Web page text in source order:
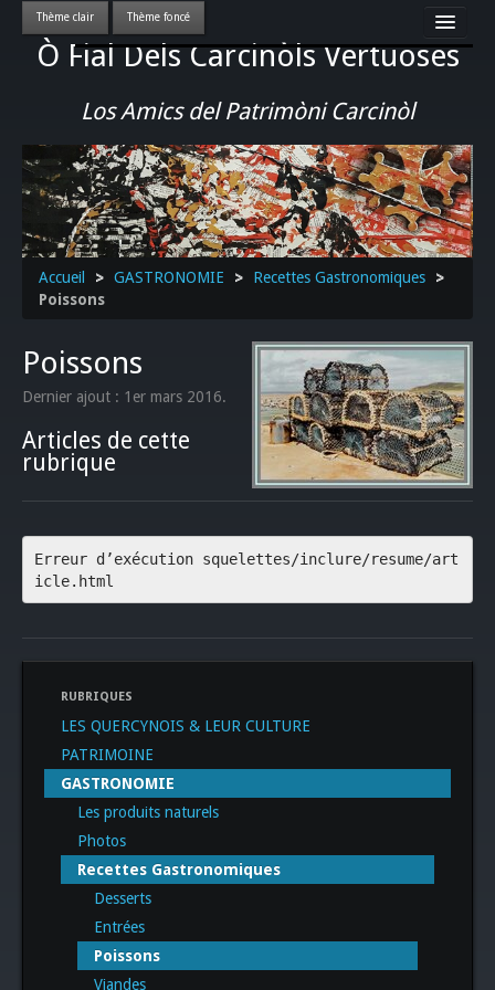
Ò Fial Dels Carcinòls Vertuoses
Los Amics del Patrimòni Carcinòl
Accueil
LES QUERCYNOIS & LEUR CULTURE
PATRIMOINE
GASTRONOMIE
ACTUALITE-CULTURE-EVENEMENTS LOCAUX
>>
Accueil > GASTRONOMIE > Recettes Gastronomiques
>
Poissons
Poissons
Dernier ajout : 1er mars 2016.
Articles de cette
rubrique
Erreur d’exécution squelettes/inclure/resume/art
icle.html
RUBRIQUES
LES QUERCYNOIS & LEUR CULTURE
PATRIMOINE
GASTRONOMIE
Les produits naturels
Photos
Recettes Gastronomiques
Desserts
Entrées
Poissons
Viandes